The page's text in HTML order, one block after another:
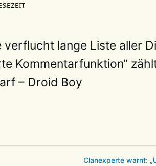
verflucht lange Liste aller
Kommentarfunktion“
– Droid Boy
Clanexperte warnt: